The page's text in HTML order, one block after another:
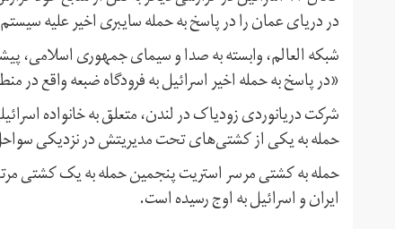
در دریای عمان را در پاسخ به حمله سایبری اخیر علیه
شبکه العالم، وابسته به صدا و سیمای جمهوری اسلامی،
«در پاسخ به حمله اخیر اسرائیل به فرودگاه ضبعه واقع در
شرکت دریانوردی زودیاک در لندن، متعلق به خانواده
حمله به یکی از کشتی‌های تحت مدیریتش در نزدیکی
حمله به کشتی مرسر استریت پنجمین حمله به یک کشتی
ایران و اسرائیل به اوج رسیده است.